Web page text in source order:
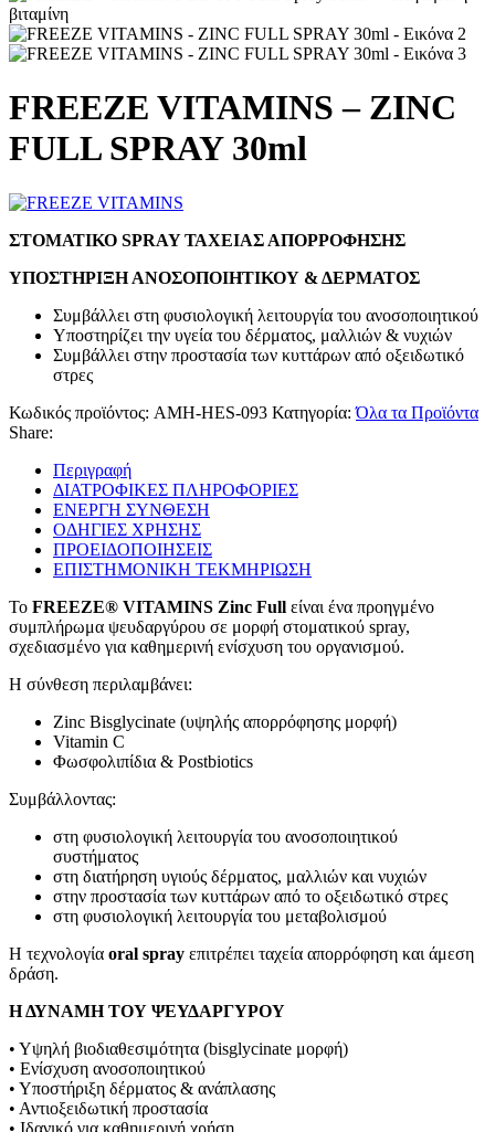
FREEZE VITAMINS – ZINC
FULL SPRAY 30ml
ΣΤΟΜΑΤΙΚΟ SPRAY ΤΑΧΕΙΑΣ ΑΠΟΡΡΟΦΗΣΗΣ
ΥΠΟΣΤΗΡΙΞΗ ΑΝΟΣΟΠΟΙΗΤΙΚΟΥ & ΔΕΡΜΑΤΟΣ
Συμβάλλει στη φυσιολογική λειτουργία του ανοσοποιητικού
Υποστηρίζει την υγεία του δέρματος, μαλλιών & νυχιών
Συμβάλλει στην προστασία των κυττάρων από οξειδωτικό
στρες
Κωδικός προϊόντος: AMH-HES-093 Κατηγορία: Όλα τα Προϊόντα
Share:
Περιγραφή
ΔΙΑΤΡΟΦΙΚΕΣ ΠΛΗΡΟΦΟΡΙΕΣ
ΕΝΕΡΓΗ ΣΥΝΘΕΣΗ
ΟΔΗΓΙΕΣ ΧΡΗΣΗΣ
ΠΡΟΕΙΔΟΠΟΙΗΣΕΙΣ
ΕΠΙΣΤΗΜΟΝΙΚΗ ΤΕΚΜΗΡΙΩΣΗ
Το FREEZE® VITAMINS Zinc Full είναι ένα προηγμένο
συμπλήρωμα ψευδαργύρου σε μορφή στοματικού spray,
σχεδιασμένο για καθημερινή ενίσχυση του οργανισμού.
Η σύνθεση περιλαμβάνει:
Zinc Bisglycinate (υψηλής απορρόφησης μορφή)
Vitamin C
Φωσφολιπίδια & Postbiotics
Συμβάλλοντας:
στη φυσιολογική λειτουργία του ανοσοποιητικού
συστήματος
στη διατήρηση υγιούς δέρματος, μαλλιών και νυχιών
στην προστασία των κυττάρων από το οξειδωτικό στρες
στη φυσιολογική λειτουργία του μεταβολισμού
Η τεχνολογία oral spray επιτρέπει ταχεία απορρόφηση και άμεση
δράση.
Η ΔΥΝΑΜΗ ΤΟΥ ΨΕΥΔΑΡΓΥΡΟΥ
• Υψηλή βιοδιαθεσιμότητα (bisglycinate μορφή)
• Ενίσχυση ανοσοποιητικού
• Υποστήριξη δέρματος & ανάπλασης
• Αντιοξειδωτική προστασία
• Ιδανικό για καθημερινή χρήση